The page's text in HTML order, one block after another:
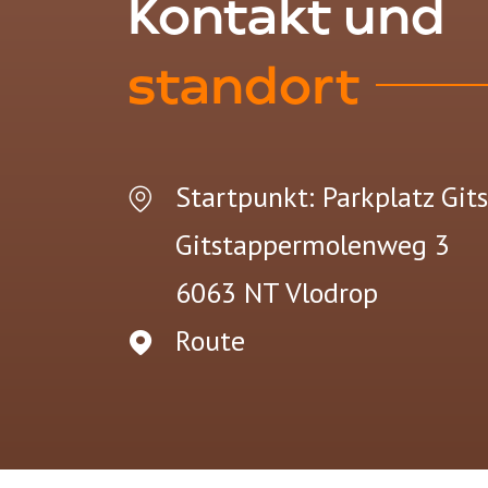
Kontakt und
standort
Startpunkt: Parkplatz
Gitstappermolenweg 3
6063 NTVlodrop
Route